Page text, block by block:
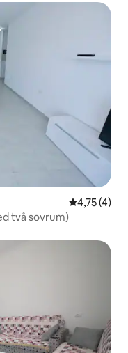
4,75 av 5 i
4,75 (4)
två sovrum)